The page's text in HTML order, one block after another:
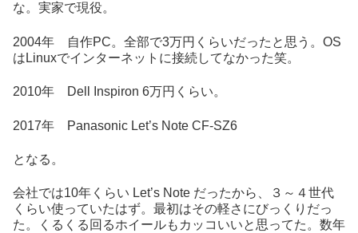
な。実家で現役。
2004年 自作PC。全部で3万円くらいだったと思う。OS
はLinuxでインターネットに接続してなかった笑。
2010年 Dell Inspiron 6万円くらい。
2017年 Panasonic Let’s Note CF-SZ6
となる。
会社では10年くらい Let’s Note だったから、３～４世代
くらい使っていたはず。最初はその軽さにびっくりだっ
た。くるくる回るホイールもカッコいいと思ってた。数年